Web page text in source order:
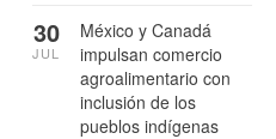
México y Canadá
impulsan comercio
agroalimentario con
inclusión de los
pueblos indígenas
30
JUL